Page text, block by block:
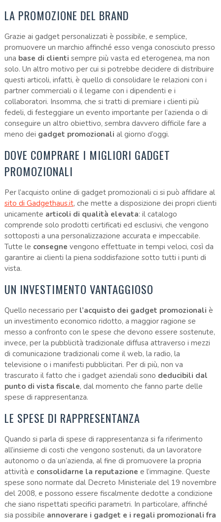
LA PROMOZIONE DEL BRAND
Grazie ai gadget personalizzati è possibile, e semplice,
promuovere un marchio affinché esso venga conosciuto presso
una base di clienti sempre più vasta ed eterogenea, ma non
solo. Un altro motivo per cui si potrebbe decidere di distribuire
questi articoli, infatti, è quello di consolidare le relazioni con i
partner commerciali o il legame con i dipendenti e i
collaboratori. Insomma, che si tratti di premiare i clienti più
fedeli, di festeggiare un evento importante per l’azienda o di
conseguire un altro obiettivo, sembra davvero difficile fare a
meno dei gadget promozionali al giorno d’oggi.
DOVE COMPRARE I MIGLIORI GADGET
PROMOZIONALI
Per l’acquisto online di gadget promozionali ci si può affidare al
sito di Gadgethaus.it, che mette a disposizione dei propri clienti
unicamente articoli di qualità elevata: il catalogo
comprende solo prodotti certificati ed esclusivi, che vengono
sottoposti a una personalizzazione accurata e impeccabile.
Tutte le consegne vengono effettuate in tempi veloci, così da
garantire ai clienti la piena soddisfazione sotto tutti i punti di
vista.
UN INVESTIMENTO VANTAGGIOSO
Quello necessario per l’acquisto dei gadget promozionali è
un investimento economico ridotto, a maggior ragione se
messo a confronto con le spese che devono essere sostenute,
invece, per la pubblicità tradizionale diffusa attraverso i mezzi
di comunicazione tradizionali come il web, la radio, la
televisione o i manifesti pubblicitari. Per di più, non va
trascurato il fatto che i gadget aziendali sono deducibili dal
punto di vista fiscale, dal momento che fanno parte delle
spese di rappresentanza.
LE SPESE DI RAPPRESENTANZA
Quando si parla di spese di rappresentanza si fa riferimento
all’insieme di costi che vengono sostenuti, da un lavoratore
autonomo o da un’azienda, al fine di promuovere la propria
attività e consolidarne la reputazione e l’immagine. Queste
spese sono normate dal Decreto Ministeriale del 19 novembre
del 2008, e possono essere fiscalmente dedotte a condizione
che siano rispettati specifici parametri. In particolare, affinché
sia possibile annoverare i gadget e i regali promozionali fra